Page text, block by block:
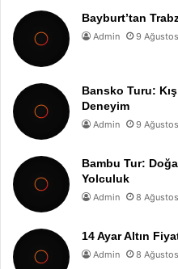
Bayburt’tan
Admin 9
Bansko Turu:
Deneyim
Admin 9
Bambu Tur:
Yolculuk
Admin 8
14 Ayar Altın
Admin 8